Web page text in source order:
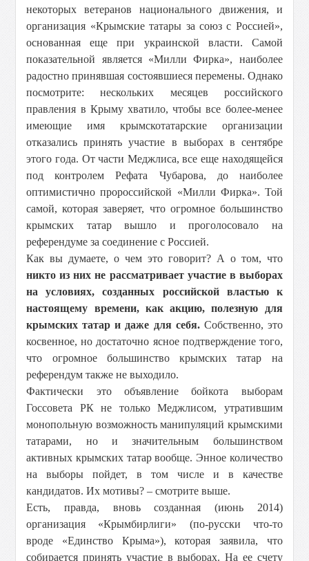
некоторых ветеранов национального движения, и
организация «Крымские татары за союз с Россией»,
основанная еще при украинской власти. Самой
показательной является «Милли Фирка», наиболее
радостно принявшая состоявшиеся перемены. Однако
посмотрите: нескольких месяцев российского
правления в Крыму хватило, чтобы все более-менее
имеющие имя крымскотатарские организации
отказались принять участие в выборах в сентябре
этого года. От части Меджлиса, все еще находящейся
под контролем Рефата Чубарова, до наиболее
оптимистично пророссийской «Милли Фирка». Той
самой, которая заверяет, что огромное большинство
крымских татар вышло и проголосовало на
референдуме за соединение с Россией.
Как вы думаете, о чем это говорит? А о том, что
никто из них не рассматривает участие в выборах
на условиях, созданных российской властью к
настоящему времени, как акцию, полезную для
крымских татар и даже для себя.Собственно, это
косвенное, но достаточно ясное подтверждение того,
что огромное большинство крымских татар на
референдум также не выходило.
Фактически это объявление бойкота выборам
Госсовета РК не только Меджлисом, утратившим
монопольную возможность манипуляций крымскими
татарами, но и значительным большинством
активных крымских татар вообще. Энное количество
на выборы пойдет, в том числе и в качестве
кандидатов. Их мотивы? – смотрите выше.
Есть, правда, вновь созданная (июнь 2014)
организация «Крымбирлиги» (по-русски что-то
вроде «Единство Крыма»), которая заявила, что
собирается принять участие в выборах. На ее счету